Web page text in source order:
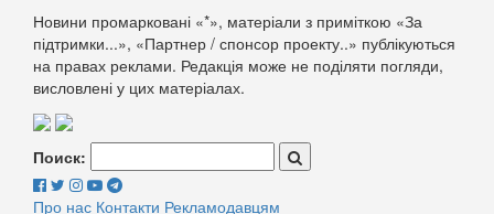
Новини промарковані «*», матеріали з приміткою «За
підтримки...», «Партнер / спонсор проекту..» публікуються
на правах реклами. Редакція може не поділяти погляди,
висловлені у цих матеріалах.
Поиск:
Про нас Контакти Рекламодавцям